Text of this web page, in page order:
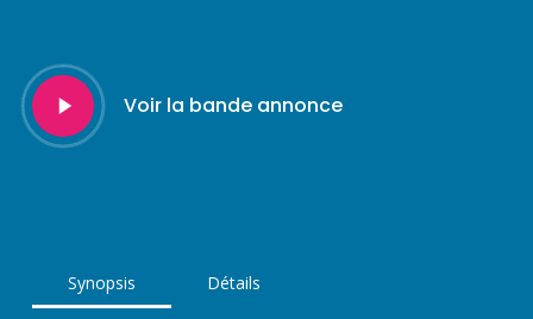
Play
Video
Voir la bande annonce
Synopsis Détails